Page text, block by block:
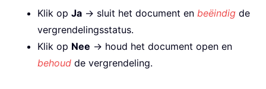
Klik op Ja → sluit het document en beëindig de
vergrendelingsstatus.
Klik op Nee → houd het document open en
behoud de vergrendeling.